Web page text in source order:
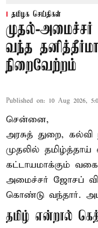
தமிழக செய்திகள்
முதல்-
வந்த
நிறைவேற்றம்
Published on: 10 Aug 2026,
சென்னை,
அரசுத் துறை, கல்வி
முதலில் தமிழ்த்தாய்
கட்டாயமாக்கும்
அமைச்சர் ஜோசப்
கொண்டு வந்தார்.
தமிழ் என்றால்